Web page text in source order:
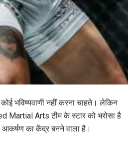
भविष्यवाणी नहीं करना चाहते। लेकिन
Martial Arts टीम के स्टार को भरोसा है
का केंद्र बनने वाला है।
देखें
news, unlock special offers
to the best seats to our live
सदस्यता लें